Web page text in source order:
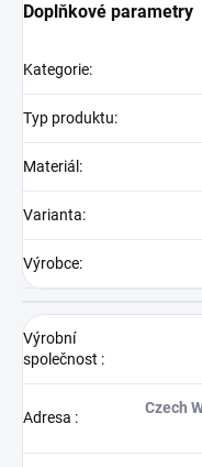
Doplňkové parametry
Kategorie:
Typ produktu:
Materiál :
Varianta:
Výrobce:
Výrobní
společnost :
Adresa :
Czech